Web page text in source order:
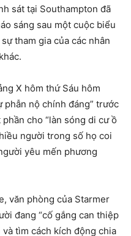
sát tại Southampton đã
sáng sau một cuộc biểu
tham gia của các nhân
X hôm thứ Sáu hôm
phẫn nộ chính đáng” trước
cho “làn sóng di cư ồ
người trong số họ coi
yêu mến phương
văn phòng của Starmer
đang “cố gắng can thiệp
tìm cách kích động chia